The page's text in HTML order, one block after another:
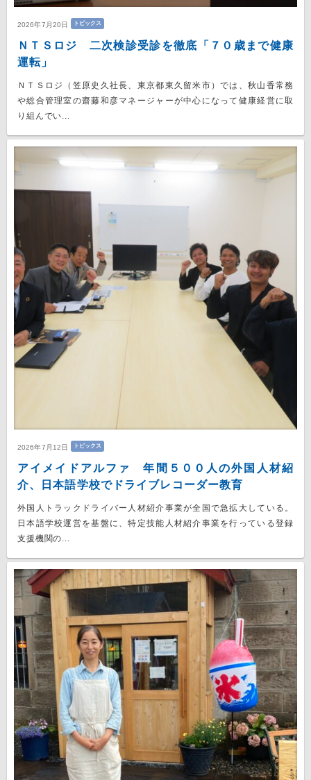
2026年7月20日 トピックス
ＮＴＳロジ 二次検診受診を徹底「７０歳まで健康
運転」
ＮＴＳロジ（笠原史久社長、東京都東久留米市）では、秋山香常務
や総合管理室の齋藤和彦マネージャーが中心になって健康経営に取
り組んでい...
2026年7月12日 トピックス
アイメイドアルファ 年間５００人の外国人材紹
介、日本語学校でドライブレコーダー教育
外国人トラックドライバー人材紹介事業が全国で急拡大している。
日本語学校運営を基盤に、特定技能人材紹介事業を行っている登録
支援機関の...